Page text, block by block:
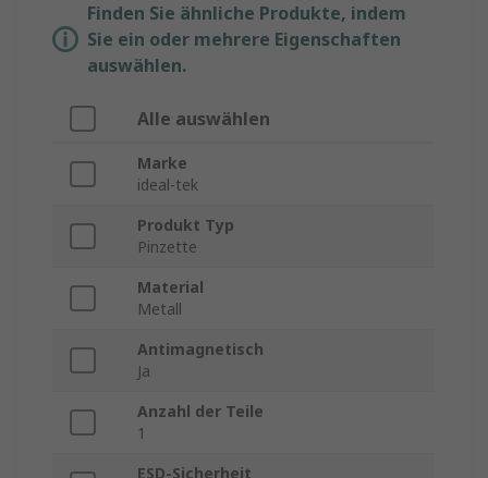
Finden Sie ähnliche Produkte, indem
Sie ein oder mehrere Eigenschaften
auswählen.
Alle auswählen
Marke
ideal-tek
Produkt Typ
Pinzette
Material
Metall
Antimagnetisch
Ja
Anzahl der Teile
1
ESD-Sicherheit